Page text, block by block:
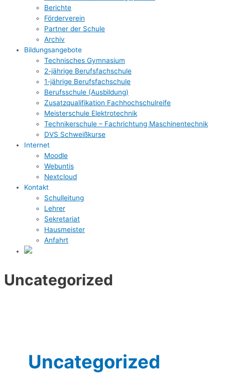
Berichte
Förderverein
Partner der Schule
Archiv
Bildungsangebote
Technisches Gymnasium
2-jährige Berufsfachschule
1-jährige Berufsfachschule
Berufsschule (Ausbildung)
Zusatzqualifikation Fachhochschulreife
Meisterschule Elektrotechnik
Technikerschule – Fachrichtung Maschinentechnik
DVS Schweißkurse
Internet
Moodle
Webuntis
Nextcloud
Kontakt
Schulleitung
Lehrer
Sekretariat
Hausmeister
Anfahrt
Uncategorized
Uncategorized